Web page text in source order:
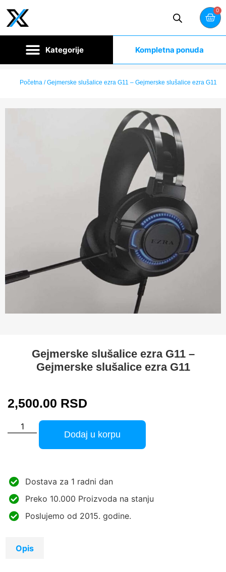
0
Kompletna ponuda
Početna/ Gejmerske slušalice ezra G11 – Gejmerske slušalice ezra G11
Gejmerske slušalice ezra G11 –
Gejmerske slušalice ezra G11
2,500.00 RSD
Dodaj u korpu
Dostava za 1 radni dan
Preko 10.000 Proizvoda na stanju
Poslujemo od 2015. godine.
Opis